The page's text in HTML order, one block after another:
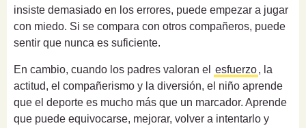
insiste demasiado en los errores, puede empezar a jugar
con miedo. Si se compara con otros compañeros, puede
sentir que nunca es suficiente.
En cambio, cuando los padres valoran el esfuerzo, la
actitud, el compañerismo y la diversión, el niño aprende
que el deporte es mucho más que un marcador. Aprende
que puede equivocarse, mejorar, volver a intentarlo y